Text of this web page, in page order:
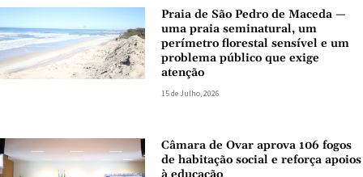
Praia de São Pedro de Maceda —
uma praia seminatural, um
perímetro florestal sensível e um
problema público que exige
atenção
15 de Julho, 2026
Câmara de Ovar aprova 106 fogos
de habitação social e reforça apoios